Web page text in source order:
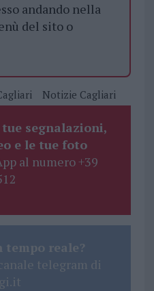
andando nella
del sito o
Notizie Cagliari
segnalazioni,
e le tue foto
al numero +39
reale?
telegram di